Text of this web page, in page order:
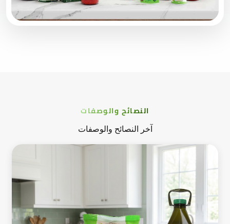
النصائح والوصفات
آخر النصائح والوصفات